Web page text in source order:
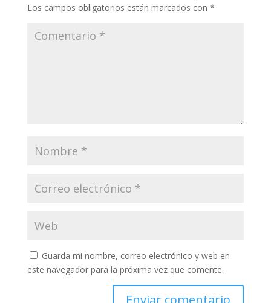
Los campos obligatorios están marcados con *
Guarda mi nombre, correo electrónico y web en
este navegador para la próxima vez que comente.